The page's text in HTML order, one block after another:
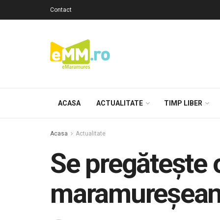
Contact
ACASA ACTUALITATE TIMP LIBER
Acasa Actualitate
Se pregătește